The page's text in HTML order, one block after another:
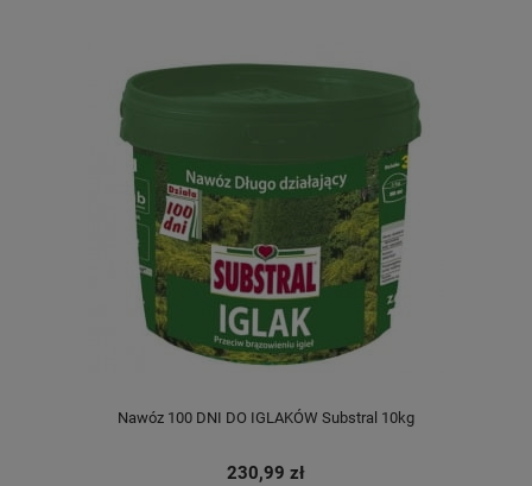
Nawóz 100 DNI DO IGLAKÓW Substral 10kg
230,99 zł